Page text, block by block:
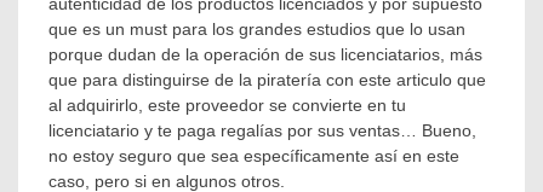
que es un must para los grandes estudios que lo usan
porque dudan de la operación de sus licenciatarios, más
que para distinguirse de la piratería con este articulo que
al adquirirlo, este proveedor se convierte en tu
licenciatario y te paga regalías por sus ventas… Bueno,
no estoy seguro que sea específicamente así en este
caso, pero si en algunos otros.